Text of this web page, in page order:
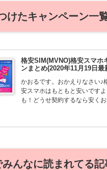
けたキャンペーン一
格安SIM(MVNO)格安スマホ
ンまとめ(2020年11月19日最
かおるです。おかえりなさい♪
安スマホはもともと安いです
も！どうせ契約するなら安く
る自身も、そういう案件を常
みんなに読まれてる記